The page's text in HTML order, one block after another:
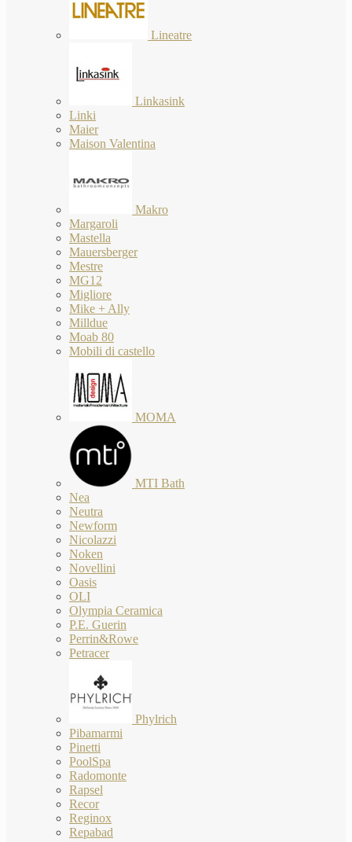
Lineatre
Linkasink
Linki
Maier
Maison Valentina
Makro
Margaroli
Mastella
Mauersberger
Mestre
MG12
Migliore
Mike + Ally
Milldue
Moab 80
Mobili di castello
MOMA
MTI Bath
Nea
Neutra
Newform
Nicolazzi
Noken
Novellini
Oasis
OLI
Olympia Ceramica
P.E. Guerin
Perrin&Rowe
Petracer
Phylrich
Pibamarmi
Pinetti
PoolSpa
Radomonte
Rapsel
Recor
Reginox
Repabad